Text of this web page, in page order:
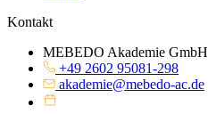
Kontakt
MEBEDO Akademie GmbH
+49 2602 95081-298
akademie@mebedo-ac.de